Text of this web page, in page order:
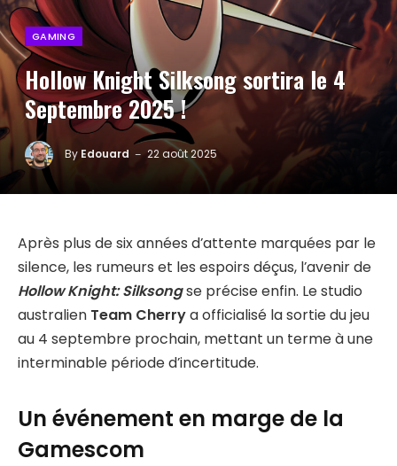
GAMING
Hollow Knight Silksong sortira le 4
Septembre 2025 !
By Edouard 22 août 2025
Après plus de six années d’attente marquées par le
silence, les rumeurs et les espoirs déçus, l’avenir de
Hollow Knight: Silksongse précise enfin. Le studio
australien Team Cherrya officialisé la sortie du jeu
au 4 septembre prochain, mettant un terme à une
interminable période d’incertitude.
Un événement en marge de la
Gamescom